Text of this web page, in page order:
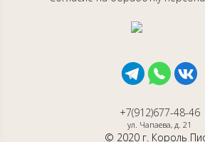
+7(912)677-48-46
ул. Чапаева, д. 21
© 2020 г. Король